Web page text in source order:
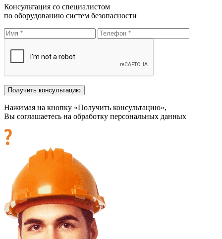
Консультация со специалистом
по оборудованию систем безопасности
Нажимая на кнопку «Получить консультацию»,
Вы соглашаетесь на обработку персональных данных